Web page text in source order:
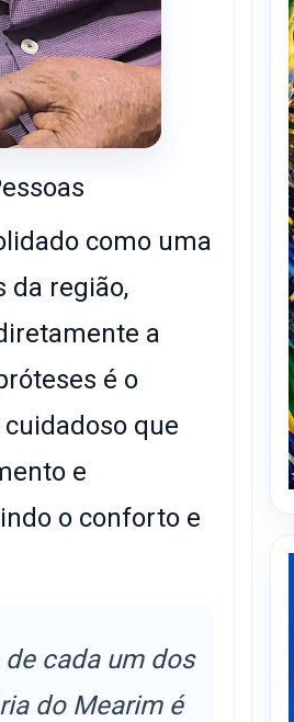
como uma
da região,
a
é o
que
e
o conforto e
cada um dos
do Mearim é